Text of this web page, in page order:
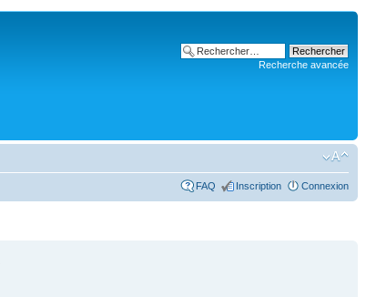
Recherche avancée
FAQ Inscription Connexion